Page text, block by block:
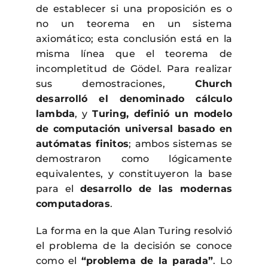
de establecer si una proposición es o
no un teorema en un sistema
axiomático; esta conclusión está en la
misma línea que el teorema de
incompletitud de Gödel. Para realizar
sus demostraciones, Church
desarrolló el denominado cálculo
lambda, yTuring, definió un modelo
de computación universal basado en
autómatas finitos; ambos sistemas se
demostraron como lógicamente
equivalentes, y constituyeron la base
para el desarrollo de las modernas
computadoras.
La forma en la que Alan Turing resolvió
el problema de la decisión se conoce
como el “problema de la parada”. Lo